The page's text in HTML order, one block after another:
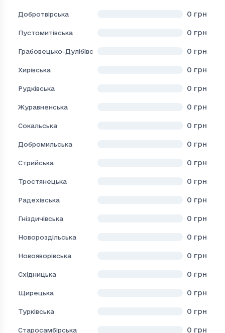
Добротвірська 0 грн
Пустомитівська 0 грн
Грабовецько-Дулібівська 0 грн
Хирівська 0 грн
Рудківська 0 грн
Журавненська 0 грн
Сокальська 0 грн
Добромильська 0 грн
Стрийська 0 грн
Тростянецька 0 грн
Радехівська 0 грн
Гніздичівська 0 грн
Новороздільська 0 грн
Новояворівська 0 грн
Східницька 0 грн
Щирецька 0 грн
Турківська 0 грн
Старосамбірська 0 грн